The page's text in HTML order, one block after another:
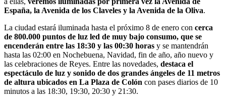
España, la Avenida de los Claveles y la Avenida de la Oliva.
La ciudad estará iluminada hasta el próximo 8 de enero con cerca
de 800.000 puntos de luz led de muy bajo consumo, que se
encenderán entre las 18:30 y las 00:30 horas y se mantendrán
hasta las 02:00 en Nochebuena, Navidad, fin de año, año nuevo y
las celebraciones de Reyes. Entre las novedades, destaca el
espectáculo de luz y sonido de dos grandes ángeles de 11 metros
de altura ubicados en La Plaza de Colón con pases diarios de 10
minutos a las 18:30, 19:30, 20:30 y 21:30.